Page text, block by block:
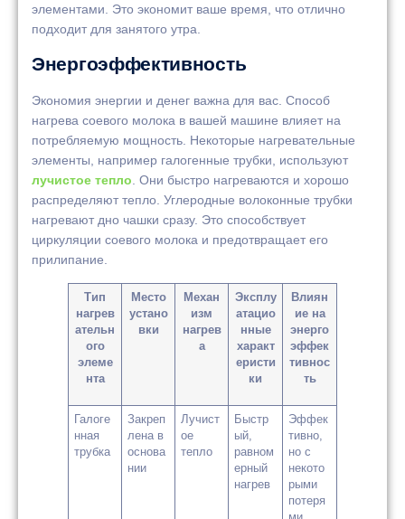
элементами. Это экономит ваше время, что отлично
подходит для занятого утра.
Энергоэффективность
Экономия энергии и денег важна для вас. Способ
нагрева соевого молока в вашей машине влияет на
потребляемую мощность. Некоторые нагревательные
элементы, например галогенные трубки, используют
лучистое тепло . Они быстро нагреваются и хорошо
распределяют тепло. Углеродные волоконные трубки
нагревают дно чашки сразу. Это способствует
циркуляции соевого молока и предотвращает его
прилипание.
Тип
нагрев
ательн
ого
элеме
нта
Место
устано
вки
Механ
изм
нагрев
а
Эксплу
атацио
нные
характ
еристи
ки
Влиян
ие на
энерго
эффек
тивнос
ть
Галоге
нная
трубка
Закреп
лена в
основа
нии
Лучист
ое
тепло
Быстр
ый,
равном
ерный
нагрев
Эффек
тивно,
но с
некото
рыми
потеря